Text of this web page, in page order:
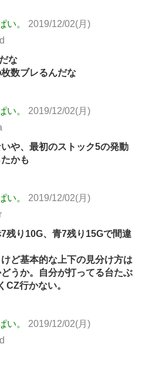
い。
2019/12/02(月)
な
数ブレるんだな
い。
2019/12/02(月)
や、最初のストック5の発動
かも
い。
2019/12/02(月)
残り10G、青7残り15Gで間違
ど基本的な上下の見分け方は
うか。自分が打ってる台たぶ
CZ行かない。
い。
2019/12/02(月)